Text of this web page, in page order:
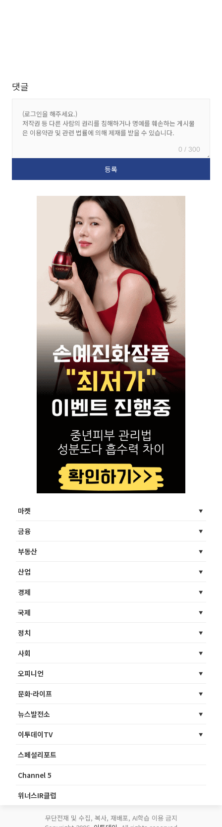
댓글
0 / 300
마켓
금융
부동산
산업
경제
국제
정치
사회
오피니언
문화·라이프
뉴스발전소
이투데이TV
스페셜리포트
Channel 5
위너스IR클럽
무단전재 및 수집, 복사, 재배포, AI학습 이용 금지